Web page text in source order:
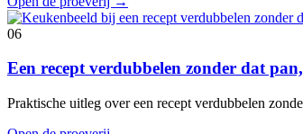
06
Een recept verdubbelen zonder dat
Praktische uitleg over een recept verdubbelen